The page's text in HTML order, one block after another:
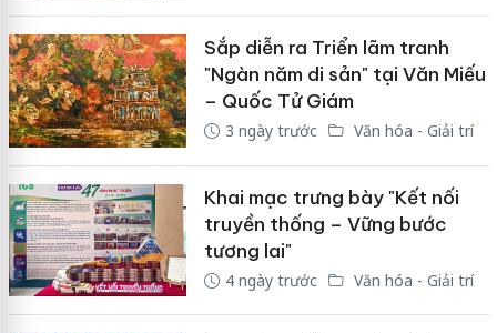
Sắp diễn ra Triển lãm tranh
"Ngàn năm di sản" tại Văn Miếu
– Quốc Tử Giám
3 ngày trước Văn hóa - Giải trí
Khai mạc trưng bày "Kết nối
truyền thống – Vững bước
tương lai"
4 ngày trước Văn hóa - Giải trí